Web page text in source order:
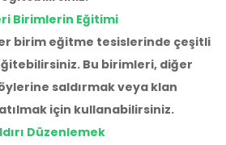
Birimlerin Eğitimi
birim eğitme tesislerinde çeşitli
Bu birimleri, diğer
saldırmak veya klan
için kullanabilirsiniz.
Düzenlemek